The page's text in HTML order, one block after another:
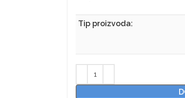
Tip proizvoda: